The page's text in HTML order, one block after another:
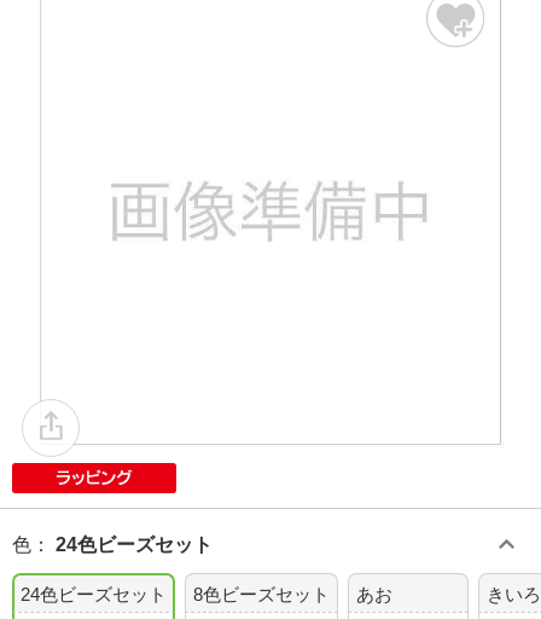
色 ： 24色ビーズセット
24色ビーズセット 8色ビーズセット あお きいろ